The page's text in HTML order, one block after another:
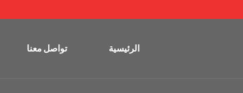
الرئيسية تواصل معنا